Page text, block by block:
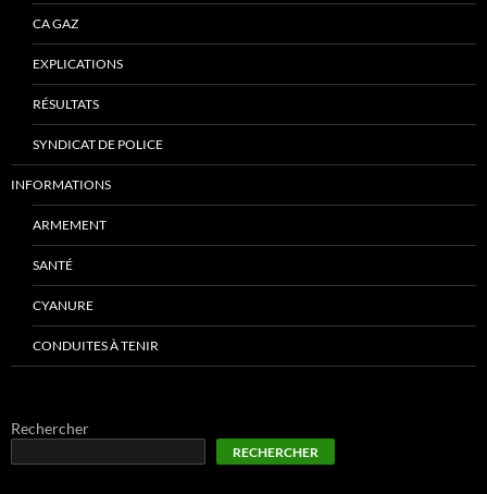
CA GAZ
EXPLICATIONS
RÉSULTATS
SYNDICAT DE POLICE
INFORMATIONS
ARMEMENT
SANTÉ
CYANURE
CONDUITES À TENIR
Rechercher
RECHERCHER